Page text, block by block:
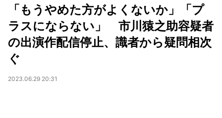
「もうやめた方がよくないか」「プ
ラスにならない」 市川猿之助容疑者
の出演作配信停止、識者から疑問相次
ぐ
2023.06.29 20:31